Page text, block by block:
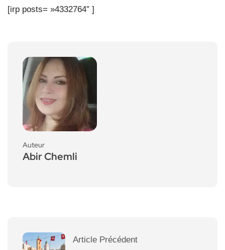
[irp posts= »4332764″ ]
Auteur
Abir Chemli
Article Précédent